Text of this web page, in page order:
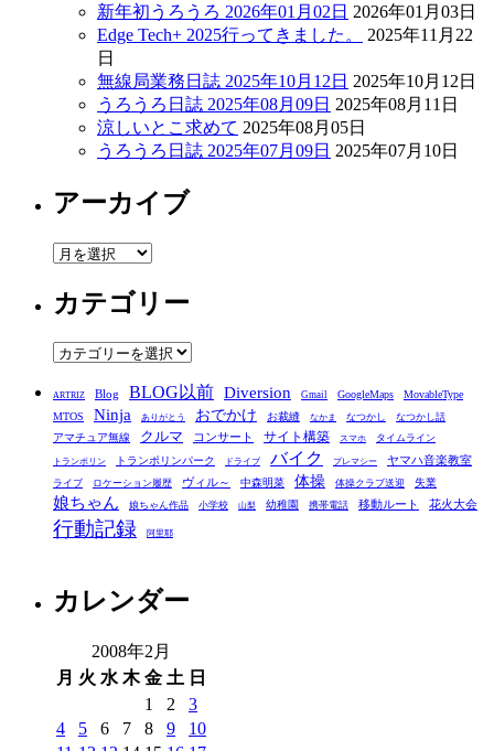
新年初うろうろ 2026年01月02日 2026年01月03日
Edge Tech+ 2025行ってきました。
2025年11月22
日
無線局業務日誌 2025年10月12日 2025年10月12日
うろうろ日誌 2025年08月09日 2025年08月11日
涼しいとこ求めて 2025年08月05日
うろうろ日誌 2025年07月09日 2025年07月10日
アーカイブ
ア
カ
イ
ブ
カテゴリー
カ
ゴ
リ
ー
ARTRIZ Blog BLOG以前 Diversion Gmail GoogleMaps
MovableType
MTOS
Ninja ありがとう おでかけ お裁縫 なかま なつかし なつかし話
アマチュア無線 クルマ コンサート サイト構築 スマホ タイムライン
トランポリン トランポリンパーク ドライブ バイク プレマシー ヤマハ音楽教室
ライブ ロケーション履歴 ヴィル～ 中森明菜 体操 体操クラブ送迎 失業
娘ちゃん 娘ちゃん作品 小学校 山梨 幼稚園 携帯電話 移動ルート 花火大会
行動記録 阿里耶
カレンダー
2008年2月
月 火 水 木 金 土 日
1
2
3
4
5 6 7 8 9
10